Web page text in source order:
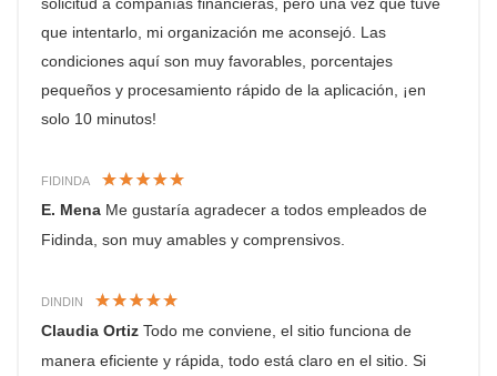
que intentarlo, mi organización me aconsejó. Las
condiciones aquí son muy favorables, porcentajes
pequeños y procesamiento rápido de la aplicación, ¡en
solo 10 minutos!
FIDINDA
E. Mena Me gustaría agradecer a todos empleados de
Fidinda, son muy amables y comprensivos.
DINDIN
Claudia Ortiz Todo me conviene, el sitio funciona de
manera eficiente y rápida, todo está claro en el sitio. Si